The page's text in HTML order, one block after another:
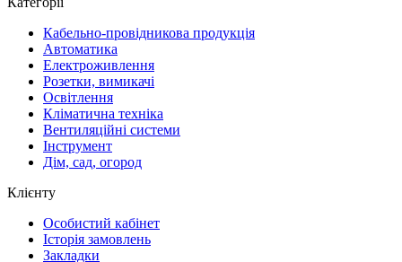
Кабельно-провідникова продукція
Автоматика
Електроживлення
Розетки, вимикачі
Освітлення
Кліматична техніка
Вентиляційні системи
Інструмент
Дім, сад, огород
Клієнту
Особистий кабінет
Історія замовлень
Закладки